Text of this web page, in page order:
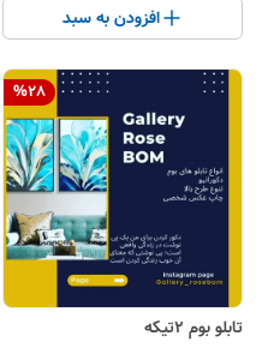
افزودن به سبد
%28
تابلو بوم ۲تیکه